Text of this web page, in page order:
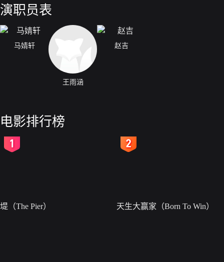
演职员表
马婧轩
王雨涵
赵吉
电影排行榜
堤（The Pier） 天生大赢家（Born To Win）